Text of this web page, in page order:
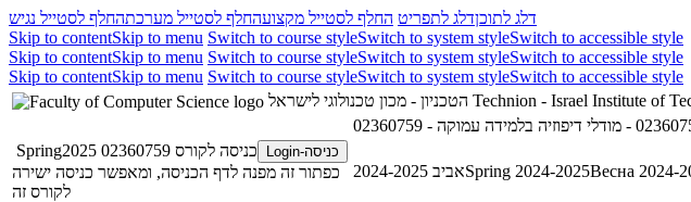
דלג לתוכןדלג לתפריט החלף לסטייל מקצועהחלף לסטייל מערכתהחלף לסטייל נגיש
Skip to contentSkip to menu Switch to course styleSwitch to system styleSwitch to accessible style
Skip to contentSkip to menu Switch to course styleSwitch to system styleSwitch to accessible style
Skip to contentSkip to menu Switch to course styleSwitch to system styleSwitch to accessible style
Technion - Israel Institute of
- מודלי דיפוזיה בלמידה עמוקה
כניסה-Login
כניסה לקורס 02360759 Spring2025
כפתור זה מפנה לדף הכניסה, ומאפשר כניסה ישירה
לקורס זה
אביב 2024-2025Spring 2024-2025Весна 2024-